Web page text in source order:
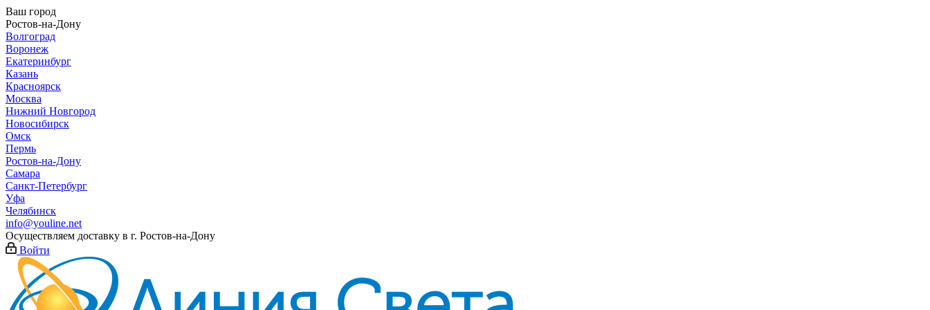
Ваш город
Ростов-на-Дону
Волгоград
Воронеж
Екатеринбург
Казань
Красноярск
Москва
Нижний Новгород
Новосибирск
Омск
Пермь
Ростов-на-Дону
Самара
Санкт-Петербург
Уфа
Челябинск
info@youline.net
Осуществляем доставку в г. Ростов-на-Дону
Войти